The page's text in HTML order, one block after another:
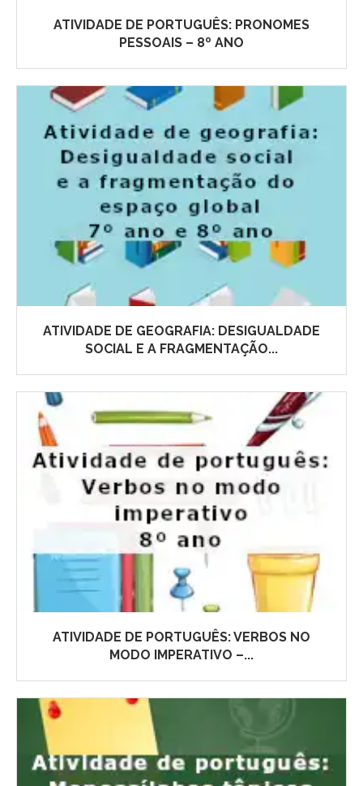
ATIVIDADE DE PORTUGUÊS: PRONOMES
PESSOAIS – 8º ANO
ATIVIDADE DE GEOGRAFIA: DESIGUALDADE
SOCIAL E A FRAGMENTAÇÃO...
ATIVIDADE DE PORTUGUÊS: VERBOS NO
MODO IMPERATIVO –...